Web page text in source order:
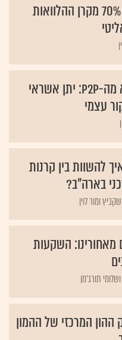
אי.בי.אי רוכש 70% מקרן ההלוואות
מיטב דש יוצא מה-P2P: יתן אשראי
עצמי
להשוות בין קרנות
בארה"ב?
ומור לוין
מאחורינו: השקעות
תורג'מן
ההון המרכזי של ההמון